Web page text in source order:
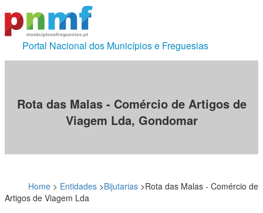
Portal Nacional dos Municípios e Freguesias
Rota das Malas - Comércio de Artigos de
Viagem Lda, Gondomar
Home > Entidades >Bijutarias >Rota das Malas - Comércio de
Artigos de Viagem Lda